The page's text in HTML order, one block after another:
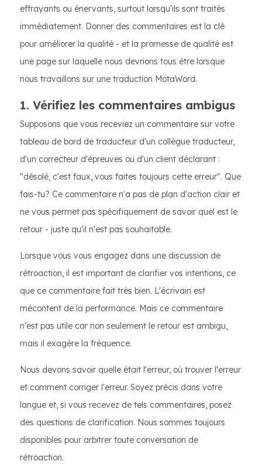
effrayants ou énervants, surtout lorsqu'ils sont traités
immédiatement. Donner des commentaires est la clé
pour améliorer la qualité - et la promesse de qualité est
une page sur laquelle nous devrions tous être lorsque
nous travaillons sur une traduction MotaWord.
1. Vérifiez les commentaires ambigus
Supposons que vous receviez un commentaire sur votre
tableau de bord de traducteur d'un collègue traducteur,
d'un correcteur d'épreuves ou d'un client déclarant :
"désolé, c'est faux, vous faites toujours cette erreur". Que
fais-tu? Ce commentaire n'a pas de plan d'action clair et
ne vous permet pas spécifiquement de savoir quel est le
retour - juste qu'il n'est pas souhaitable.
Lorsque vous vous engagez dans une discussion de
rétroaction, il est important de clarifier vos intentions, ce
que ce commentaire fait très bien. L'écrivain est
mécontent de la performance. Mais ce commentaire
n'est pas utile car non seulement le retour est ambigu,
mais il exagère la fréquence.
Nous devons savoir quelle était l'erreur, où trouver l'erreur
et comment corriger l'erreur. Soyez précis dans votre
langue et, si vous recevez de tels commentaires, posez
des questions de clarification. Nous sommes toujours
disponibles pour arbitrer toute conversation de
rétroaction.